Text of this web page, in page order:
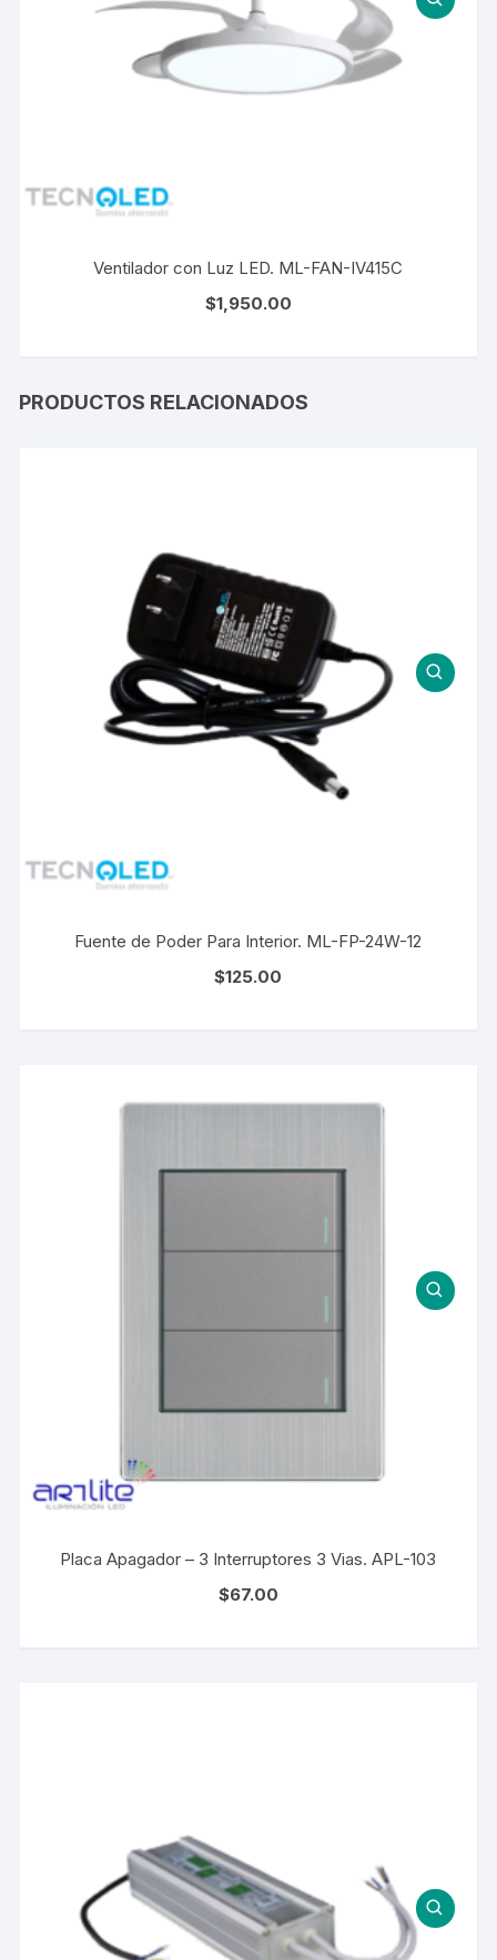
Ventilador con Luz LED. ML-FAN-IV415C
$1,950.00
PRODUCTOS RELACIONADOS
Fuente de Poder Para Interior. ML-FP-24W-12
$125.00
Placa Apagador – 3 Interruptores 3 Vias. APL-103
$67.00